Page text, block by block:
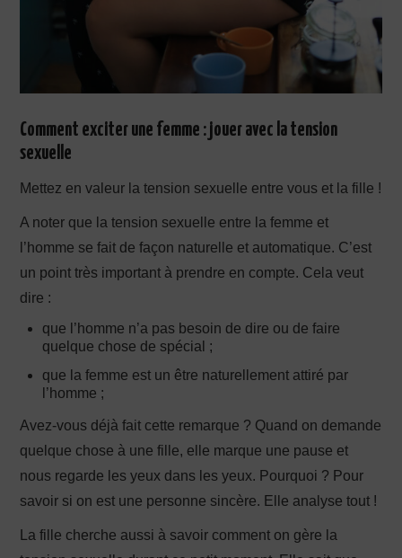
Comment exciter une femme : jouer avec la tension
sexuelle
Mettez en valeur la tension sexuelle entre vous et la fille !
A noter que la tension sexuelle entre la femme et
l’homme se fait de façon naturelle et automatique. C’est
un point très important à prendre en compte. Cela veut
dire :
que l’homme n’a pas besoin de dire ou de faire
quelque chose de spécial ;
que la femme est un être naturellement attiré par
l’homme ;
Avez-vous déjà fait cette remarque ? Quand on demande
quelque chose à une fille, elle marque une pause et
nous regarde les yeux dans les yeux. Pourquoi ? Pour
savoir si on est une personne sincère. Elle analyse tout !
La fille cherche aussi à savoir comment on gère la